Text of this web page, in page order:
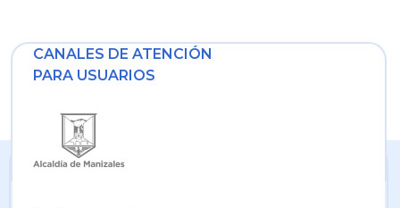
CANALES DE ATENCIÓN
PARA USUARIOS